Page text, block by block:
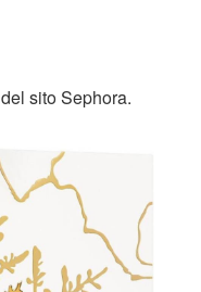
del sito Sephora.